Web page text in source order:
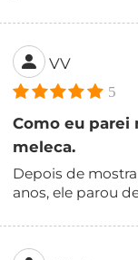
VV
5
Como eu parei
meleca.
Depois de
anos, ele parou